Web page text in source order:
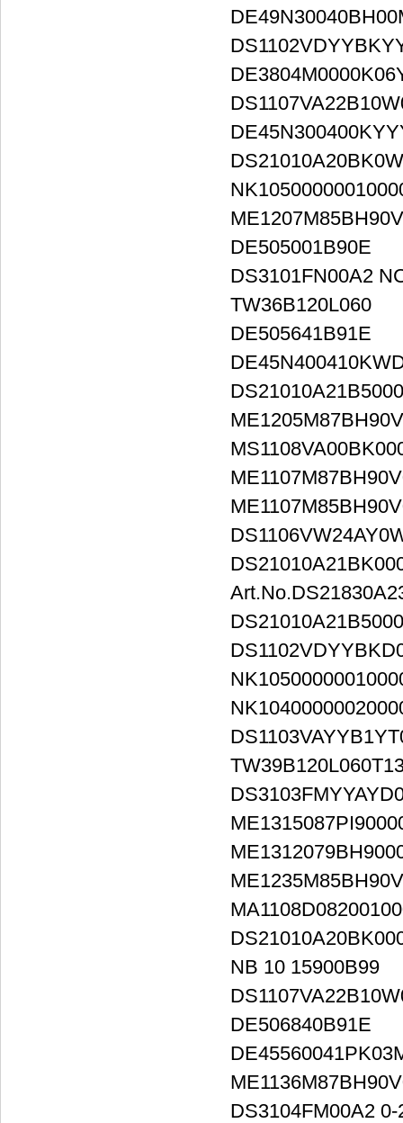
DE505001B90E
DS3101FN00A2
TW36B120L060
DE505641B91E
NB 10 15900B99
DE506840B91E
DS3104FM00A2 0-